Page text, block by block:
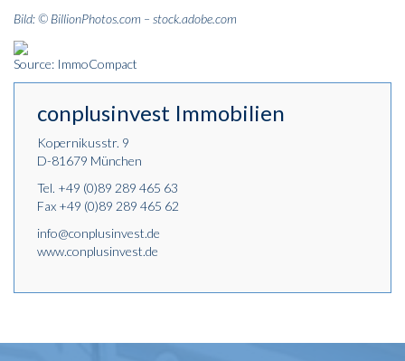
Bild: © BillionPhotos.com – stock.adobe.com
Source: ImmoCompact
conplusinvest Immobilien
Kopernikusstr. 9
D-81679 München
Tel. +49 (0)89 289 465 63
Fax +49 (0)89 289 465 62
info@conplusinvest.de
www.conplusinvest.de